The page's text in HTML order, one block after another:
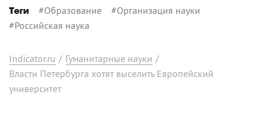
Теги #Образование #Организация науки
#Российская наука
Indicator.ru / Гуманитарные науки /
Власти Петербурга хотят выселить Европейский
университет